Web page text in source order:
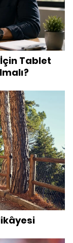
İçin Tablet